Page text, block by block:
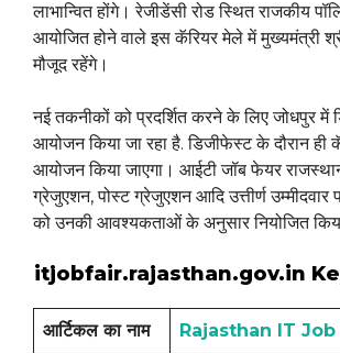
लाभान्वित होंगे। रेजीडेंसी रोड स्थित राजकीय
आयोजित होने वाले इस कॅरियर मेले में मुख्यमंत्री
मौजूद रहेंगे।
नई तकनीकों को प्रदर्शित करने के लिए जोधपुर में
आयोजन किया जा रहा है. डिजीफेस्ट के दौरान ही
आयोजन किया जाएगा। आईटी जॉब फेयर
ग्रेजुएशन, पोस्ट ग्रेजुएशन आदि उत्तीर्ण उम्मीदवार
को उनकी आवश्यकताओं के अनुसार नियोजित
itjobfair.rajasthan.gov.in
आर्टिकल का नाम Rajasthan IT Job